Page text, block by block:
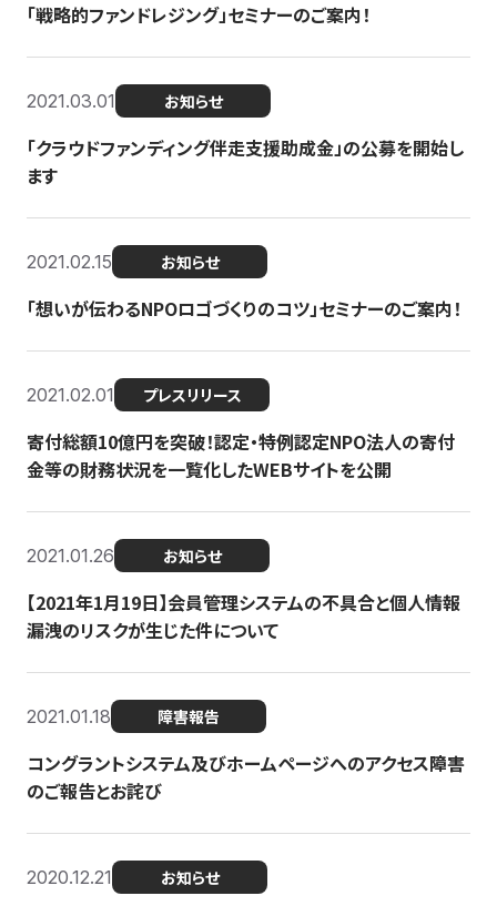
「戦略的ファンドレジング」セミナーのご案内！
2021.03.01 お知らせ
「クラウドファンディング伴走支援助成金」の公募を開始し
ます
2021.02.15 お知らせ
「想いが伝わるNPOロゴづくりのコツ」セミナーのご案内！
2021.02.01 プレスリリース
寄付総額10億円を突破！認定・特例認定NPO法人の寄付
金等の財務状況を一覧化したWEBサイトを公開
2021.01.26 お知らせ
【2021年1月19日】会員管理システムの不具合と個人情報
漏洩のリスクが生じた件について
2021.01.18 障害報告
コングラントシステム及びホームページへのアクセス障害
のご報告とお詫び
2020.12.21 お知らせ